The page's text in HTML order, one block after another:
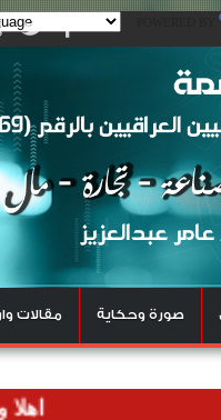
صورة وحكاية مقالات
اهلا